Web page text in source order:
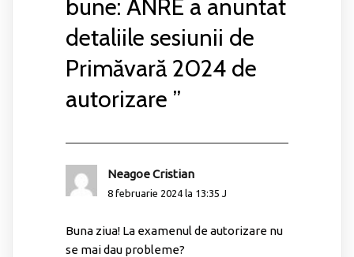
bune: ANRE a anuntat
detaliile sesiunii de
Primăvară 2024 de
autorizare ”
Neagoe Cristian
8 februarie 2024 la 13:35 J
Buna ziua! La examenul de autorizare nu
se mai dau probleme?